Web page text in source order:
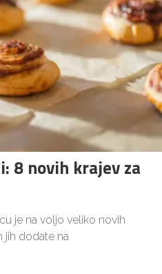
8 novih krajev za
je na voljo veliko novih
jih dodate na